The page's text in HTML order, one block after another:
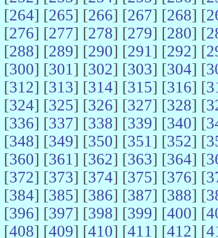
[264] [265] [266] [267] [268] [
[276] [277] [278] [279] [280] [
[288] [289] [290] [291] [292] [
[300] [301] [302] [303] [304] [
[312] [313] [314] [315] [316] [
[324] [325] [326] [327] [328] [
[336] [337] [338] [339] [340] [
[348] [349] [350] [351] [352] [
[360] [361] [362] [363] [364] [
[372] [373] [374] [375] [376] [
[384] [385] [386] [387] [388] [
[396] [397] [398] [399] [400] [
[408] [409] [410] [411] [412] [